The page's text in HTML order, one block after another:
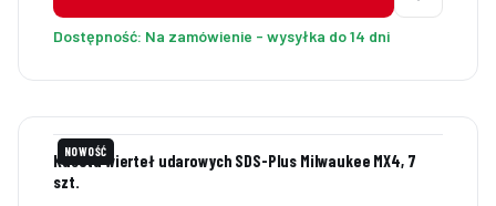
Dostępność: Na zamówienie - wysyłka do 14 dni
NOWOŚĆ
Kaseta wierteł udarowych SDS-Plus Milwaukee MX4, 7
szt.